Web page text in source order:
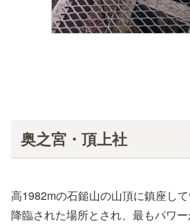
奥之宮・頂上社
高1982mの石鎚山の山頂に鎮座し
降臨された場所とされ、最もパワ